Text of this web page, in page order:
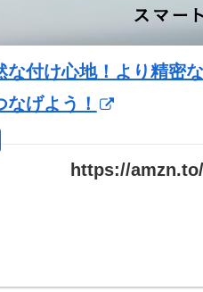
な付け心地！より精密
げよう！
https://